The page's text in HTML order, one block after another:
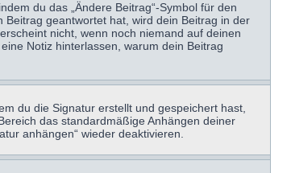
du das „Ändere Beitrag“-Symbol für den
geantwortet hat, wird dein Beitrag in der
nicht, wenn noch niemand auf deinen
Notiz hinterlassen, warum dein Beitrag
du die Signatur erstellt und gespeichert hast,
das standardmäßige Anhängen deiner
anhängen“ wieder deaktivieren.